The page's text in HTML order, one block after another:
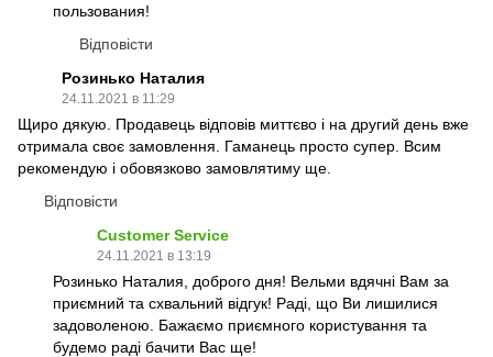
пользования!
Відповісти
Розинько Наталия
24.11.2021 в 11:29
Щиро дякую. Продавець відповів миттєво і на другий день вже
отримала своє замовлення. Гаманець просто супер. Всим
рекомендую і обовязково замовлятиму ще.
Відповісти
Customer Service
24.11.2021 в 13:19
Розинько Наталия, доброго дня! Вельми вдячні Вам за
приємний та схвальний відгук! Раді, що Ви лишилися
задоволеною. Бажаємо приємного користування та
будемо раді бачити Вас ще!